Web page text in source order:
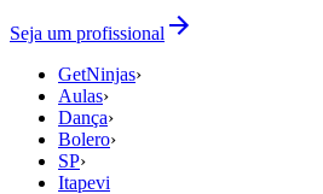
Seja um profissional
GetNinjas›
Aulas›
Dança›
Bolero›
SP›
Itapevi